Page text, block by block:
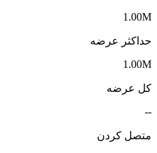
1.00M
حداکثر عرضه
1.00M
کل عرضه
--
متصل کردن